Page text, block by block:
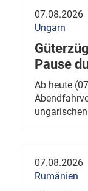
07.08.2026
Ungarn
Pause
Ab heute
07.08.2026
Rumänien